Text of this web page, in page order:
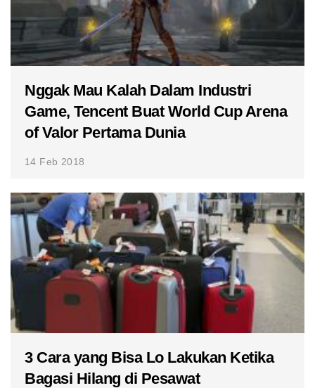
Nggak Mau Kalah Dalam Industri
Game, Tencent Buat World Cup Arena
of Valor Pertama Dunia
14 Feb 2018
3 Cara yang Bisa Lo Lakukan Ketika
Bagasi Hilang di Pesawat